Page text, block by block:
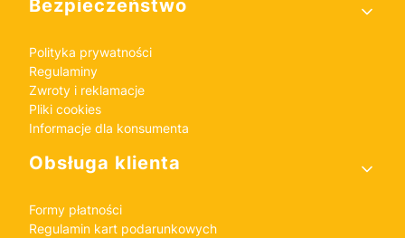
Bezpieczeństwo
Polityka prywatności
Regulaminy
Zwroty i reklamacje
Pliki cookies
Informacje dla konsumenta
Obsługa klienta
Formy płatności
Regulamin kart podarunkowych